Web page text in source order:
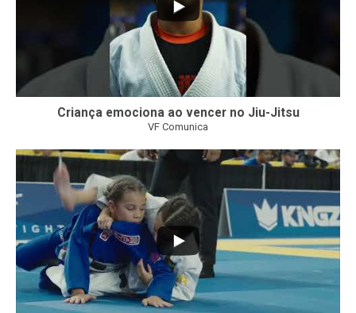
Criança emociona ao vencer no Jiu-Jitsu
VF Comunica
...